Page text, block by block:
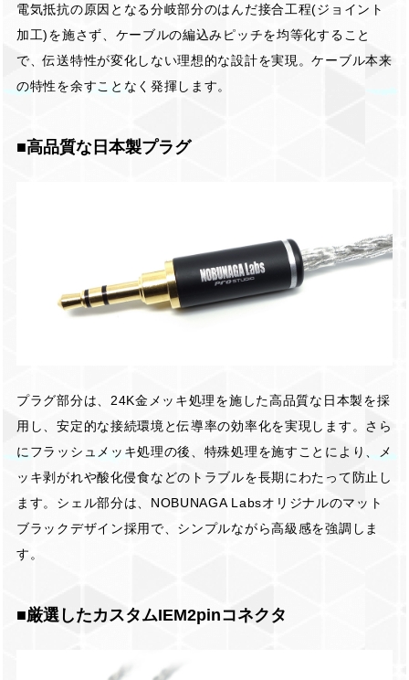
電気抵抗の原因となる分岐部分のはんだ接合工程(ジョイント
加工)を施さず、ケーブルの編込みピッチを均等化すること
で、伝送特性が変化しない理想的な設計を実現。ケーブル本来
の特性を余すことなく発揮します。
■高品質な日本製プラグ
プラグ部分は、24K金メッキ処理を施した高品質な日本製を採
用し、安定的な接続環境と伝導率の効率化を実現します。さら
にフラッシュメッキ処理の後、特殊処理を施すことにより、メ
ッキ剥がれや酸化侵食などのトラブルを長期にわたって防止し
ます。シェル部分は、NOBUNAGA Labsオリジナルのマット
ブラックデザイン採用で、シンプルながら高級感を強調しま
す。
■厳選したカスタムIEM2pinコネクタ